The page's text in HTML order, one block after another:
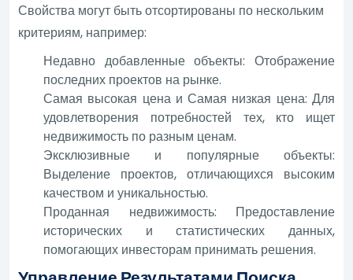
Свойства могут быть отсортированы по нескольким
критериям, например:
Недавно добавленные объекты: Отображение
последних проектов на рынке.
Самая высокая цена и Самая низкая цена: Для
удовлетворения потребностей тех, кто ищет
недвижимость по разным ценам.
Эксклюзивные и популярные объекты:
Выделение проектов, отличающихся высоким
качеством и уникальностью.
Проданная недвижимость: Предоставление
исторических и статистических данных,
помогающих инвесторам принимать решения.